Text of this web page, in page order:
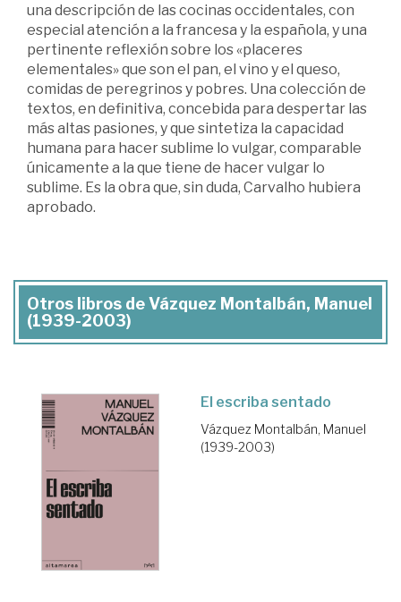
una descripción de las cocinas occidentales, con
especial atención a la francesa y la española, y una
pertinente reflexión sobre los «placeres
elementales» que son el pan, el vino y el queso,
comidas de peregrinos y pobres. Una colección de
textos, en definitiva, concebida para despertar las
más altas pasiones, y que sintetiza la capacidad
humana para hacer sublime lo vulgar, comparable
únicamente a la que tiene de hacer vulgar lo
sublime. Es la obra que, sin duda, Carvalho hubiera
aprobado.
Otros libros de Vázquez Montalbán, Manuel
(1939-2003)
El escriba sentado
Vázquez Montalbán, Manuel
(1939-2003)